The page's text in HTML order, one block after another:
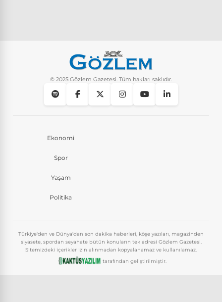
© 2025 Gözlem Gazetesi. Tüm hakları saklıdır.
Ekonomi
Spor
Yaşam
Politika
Türkiye'den ve Dünya'dan son dakika haberleri, köşe yazıları, magazinden
siyasete, spordan seyahate bütün konuların tek adresi Gözlem Gazetesi.
Sitemizdeki içerikler izin alınmadan kopyalanamaz ve kullanılamaz.
tarafından geliştirilmiştir.